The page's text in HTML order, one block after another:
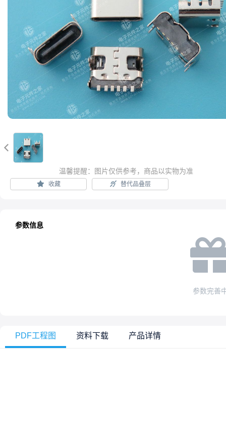

温馨提醒：图片仅供参考，商品以实物为准
收藏 替代品叠层
参数信息
参数完善
PDF工程图 资料下载 产品详情